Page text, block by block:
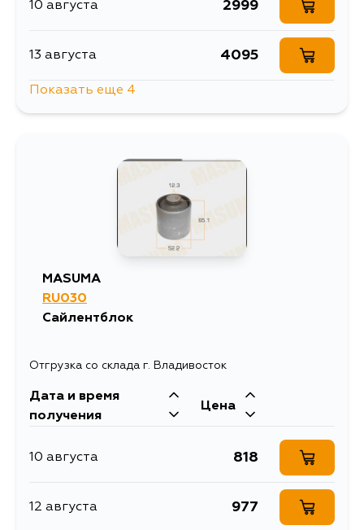
10 августа 2999
13 августа 4095
Показать еще 4
MASUMA
RU030
Сайлентблок
Отгрузка со склада г. Владивосток
Дата и время
получения
Цена
10 августа 818
12 августа 977